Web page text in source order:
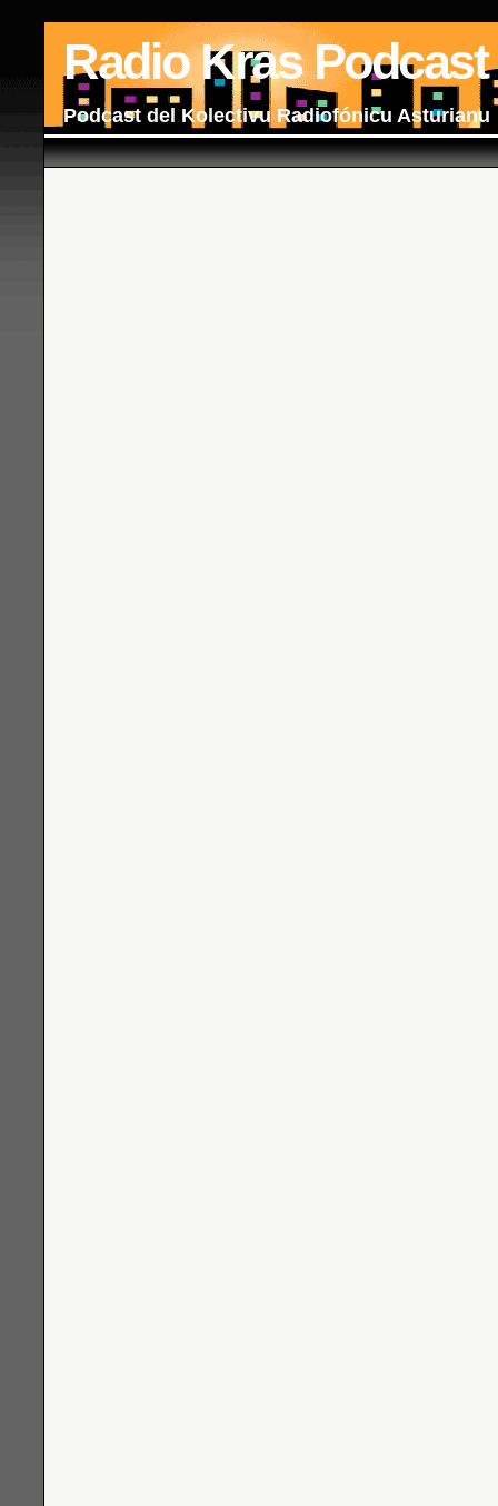
Radio Kras Podcast
Podcast del Kolectivu Radiofónicu Asturianu